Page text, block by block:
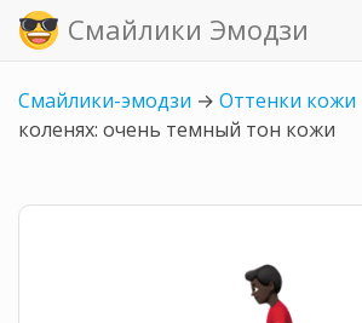
Смайлики Эмодзи
Смайлики-эмодзи → Оттенки кожи
коленях: очень темный тон кожи